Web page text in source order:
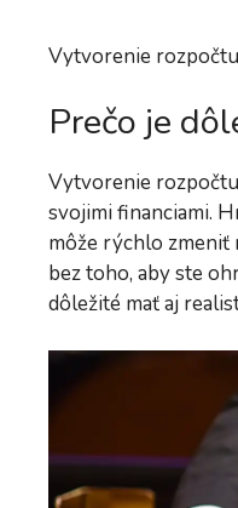
Vytvorenie
Prečo je
Vytvorenie
svojimi financiami.
môže rýchlo zmeniť
bez toho, aby ste
dôležité mať aj